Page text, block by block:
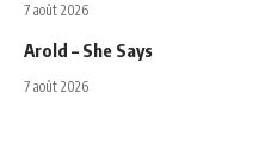
7 août 2026
Arold – She Says
7 août 2026